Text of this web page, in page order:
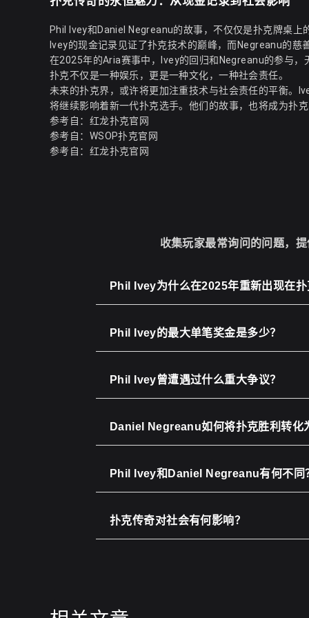
Phil Ivey和Daniel Negreanu的故事，不仅仅是扑克牌桌上
Ivey的现金记录见证了扑克技术的巅峰，而Negreanu的慈
在2025年的Aria赛事中，Ivey的回归和Negreanu的参与
扑克不仅是一种娱乐，更是一种文化，一种社会责任。
未来的扑克界，或许将更加注重技术与社会责任的平衡。
将继续影响着新一代扑克选手。他们的故事，也将成为扑
参考自： 红龙扑克官网
参考自： WSOP扑克官网
参考自： 红龙扑克官网
收集玩家最常询问的问题，
Phil Ivey为什么在2025年重新出现在
Phil Ivey的最大单笔奖金是多少？
Phil Ivey曾遭遇过什么重大争议？
Daniel Negreanu如何将扑克胜利转化
Phil Ivey和Daniel Negreanu有何不同
扑克传奇对社会有何影响？